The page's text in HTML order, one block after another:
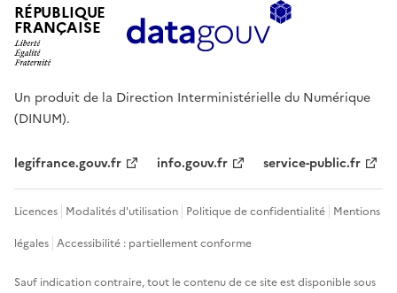
RÉPUBLIQUE
FRANÇAISE
Un produit de la Direction Interministérielle du Numérique
(DINUM).
legifrance.gouv.fr info.gouv.fr service-public.fr
Licences Modalités d'utilisation Politique de confidentialité Mentions
légales Accessibilité : partiellement conforme
Sauf indication contraire, tout le contenu de ce site est disponible sous